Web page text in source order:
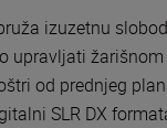
izuzetnu
upravljati
od prednjeg
SLR DX